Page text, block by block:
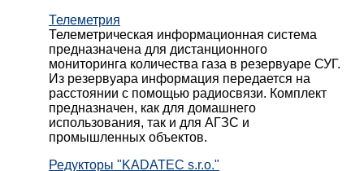
Телеметрия
Телеметрическая информационная система
предназначена для дистанционного
мониторинга количества газа в резервуаре СУГ.
Из резервуара информация передается на
расстоянии с помощью радиосвязи. Комплект
предназначен, как для домашнего
использования, так и для АГЗС и
промышленных объектов.
Редукторы "KADATEC s.r.o."